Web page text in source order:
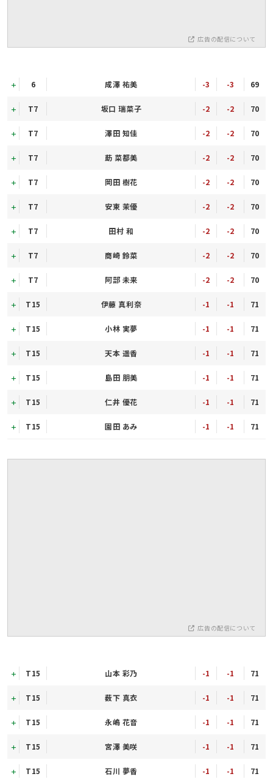
広告の配信について
6 成澤 祐美 -3 -3 69
T7 坂口 瑞菜子 -2 -2 70
T7 澤田 知佳 -2 -2 70
T7 莇 菜都美 -2 -2 70
T7 岡田 樹花 -2 -2 70
T7 安東 茉優 -2 -2 70
T7 田村 和 -2 -2 70
T7 商崎 鈴菜 -2 -2 70
T7 阿部 未来 -2 -2 70
T15 伊藤 真利奈 -1 -1 71
T15 小林 実夢 -1 -1 71
T15 天本 遥香 -1 -1 71
T15 島田 朋美 -1 -1 71
T15 仁井 優花 -1 -1 71
T15 園田 あみ -1 -1 71
広告の配信について
T15 山本 彩乃 -1 -1 71
T15 薮下 真衣 -1 -1 71
T15 永嶋 花音 -1 -1 71
T15 宮澤 美咲 -1 -1 71
T15 石川 夢香 -1 -1 71